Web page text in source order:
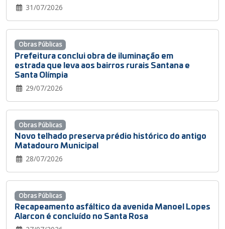
31/07/2026
Prefeitura conclui obra de iluminação em
estrada que leva aos bairros rurais Santana e
Santa Olímpia
29/07/2026
Obras Públicas
Novo telhado preserva prédio histórico do antigo
Matadouro Municipal
28/07/2026
Obras Públicas
Recapeamento asfáltico da avenida Manoel Lopes
Alarcon é concluído no Santa Rosa
Obras Públicas